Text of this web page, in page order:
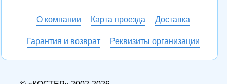
О компании Карта проезда Доставка
Гарантия и возврат Реквизиты организации